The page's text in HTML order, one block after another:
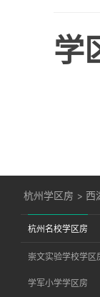
学
杭州学区房 > 西
杭州名校学区房
崇文实验学校学区
学军小学学区房